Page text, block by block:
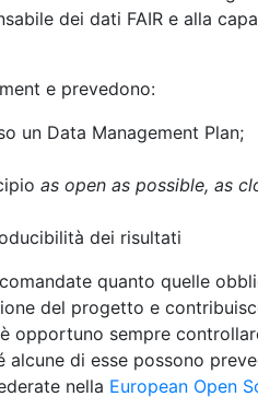
dei dati FAIR e alla
e prevedono:
un Data Management Plan;
as open as possible, as
dei risultati
quanto quelle
del progetto e
opportuno sempre
di esse possono
nella European Open